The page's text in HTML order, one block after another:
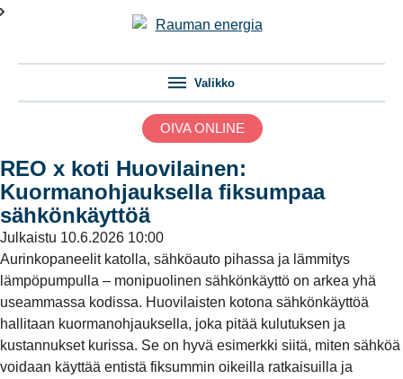
Valikko
OIVA ONLINE
REO x koti Huovilainen:
Kuormanohjauksella fiksumpaa
sähkönkäyttöä
Julkaistu 10.6.2026 10:00
Aurinkopaneelit katolla, sähköauto pihassa ja lämmitys
lämpöpumpulla – monipuolinen sähkönkäyttö on arkea yhä
useammassa kodissa. Huovilaisten kotona sähkönkäyttöä
hallitaan kuormanohjauksella, joka pitää kulutuksen ja
kustannukset kurissa. Se on hyvä esimerkki siitä, miten sähköä
voidaan käyttää entistä fiksummin oikeilla ratkaisuilla ja